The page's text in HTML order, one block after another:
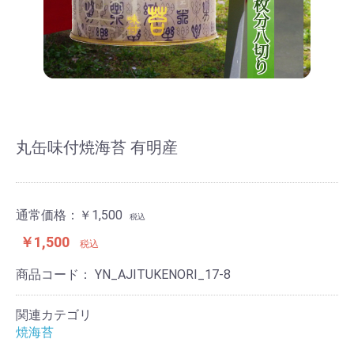
丸缶味付焼海苔 有明産
通常価格： ￥1,500 税込
￥1,500 税込
商品コード： YN_AJITUKENORI_17-8
関連カテゴリ
焼海苔